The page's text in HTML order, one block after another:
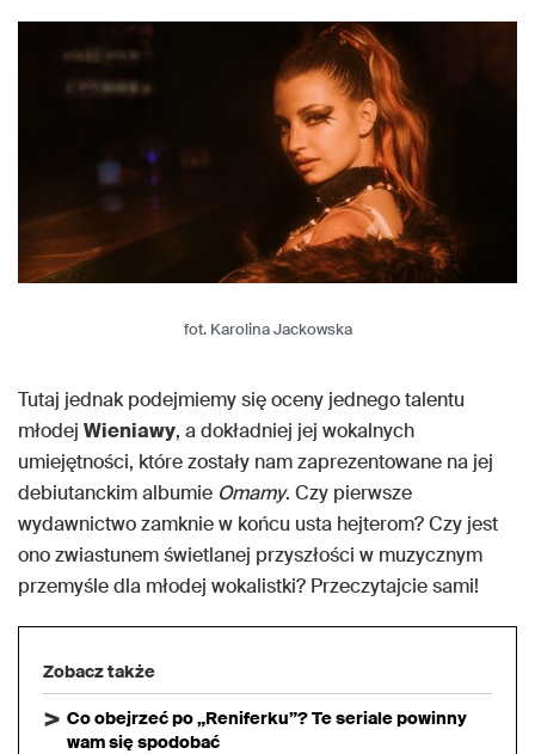
fot. Karolina Jackowska
Tutaj jednak podejmiemy się oceny jednego talentu
młodej Wieniawy, a dokładniej jej wokalnych
umiejętności, które zostały nam zaprezentowane na jej
debiutanckim albumie Omamy. Czy pierwsze
wydawnictwo zamknie w końcu usta hejterom? Czy jest
ono zwiastunem świetlanej przyszłości w muzycznym
przemyśle dla młodej wokalistki? Przeczytajcie sami!
Zobacz także
Co obejrzeć po „Reniferku”? Te seriale powinny
wam się spodobać